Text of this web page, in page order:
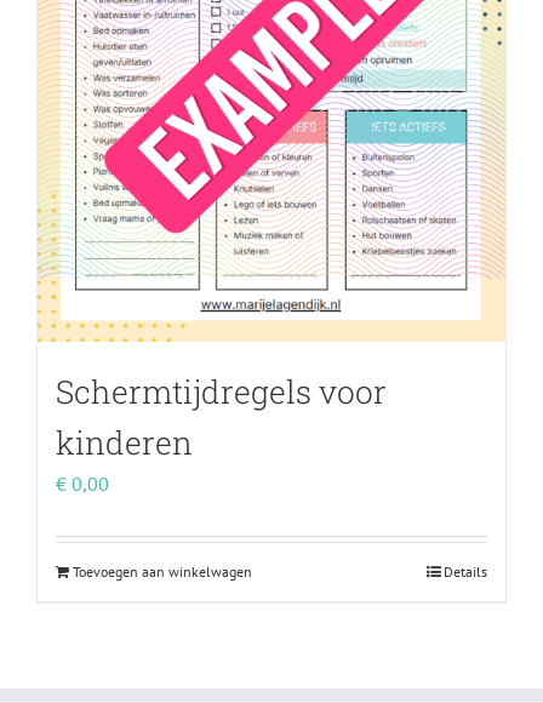
Schermtijdregels voor
kinderen
€ 0,00
Toevoegen aan winkelwagen Details